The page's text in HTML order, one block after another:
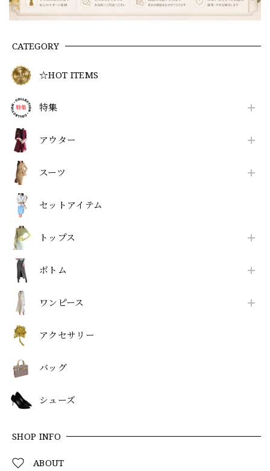
CATEGORY
☆HOT ITEMS
特集
アウター
スーツ
セットアイテム
トップス
ボトム
ワンピース
アクセサリー
バッグ
シューズ
SHOP INFO
ABOUT